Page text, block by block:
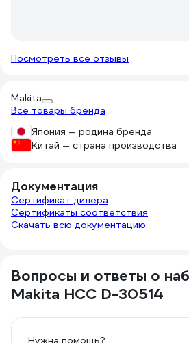
Посмотреть все отзывы
Makita
Все товары бренда
Япония — родина бренда
Китай — страна производства
Документация
Сертификат дилера
Сертификаты соответствия
Скачать всю документацию
Вопросы и ответы о
Makita HCC D-30514
Нужна помощь?